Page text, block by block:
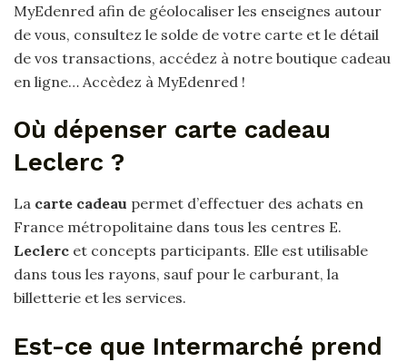
MyEdenred afin de géolocaliser les enseignes autour
de vous, consultez le solde de votre carte et le détail
de vos transactions, accédez à notre boutique cadeau
en ligne… Accèdez à MyEdenred !
Où dépenser carte cadeau
Leclerc ?
La carte cadeau permet d’effectuer des achats en
France métropolitaine dans tous les centres E.
Leclerc et concepts participants. Elle est utilisable
dans tous les rayons, sauf pour le carburant, la
billetterie et les services.
Est-ce que Intermarché prend